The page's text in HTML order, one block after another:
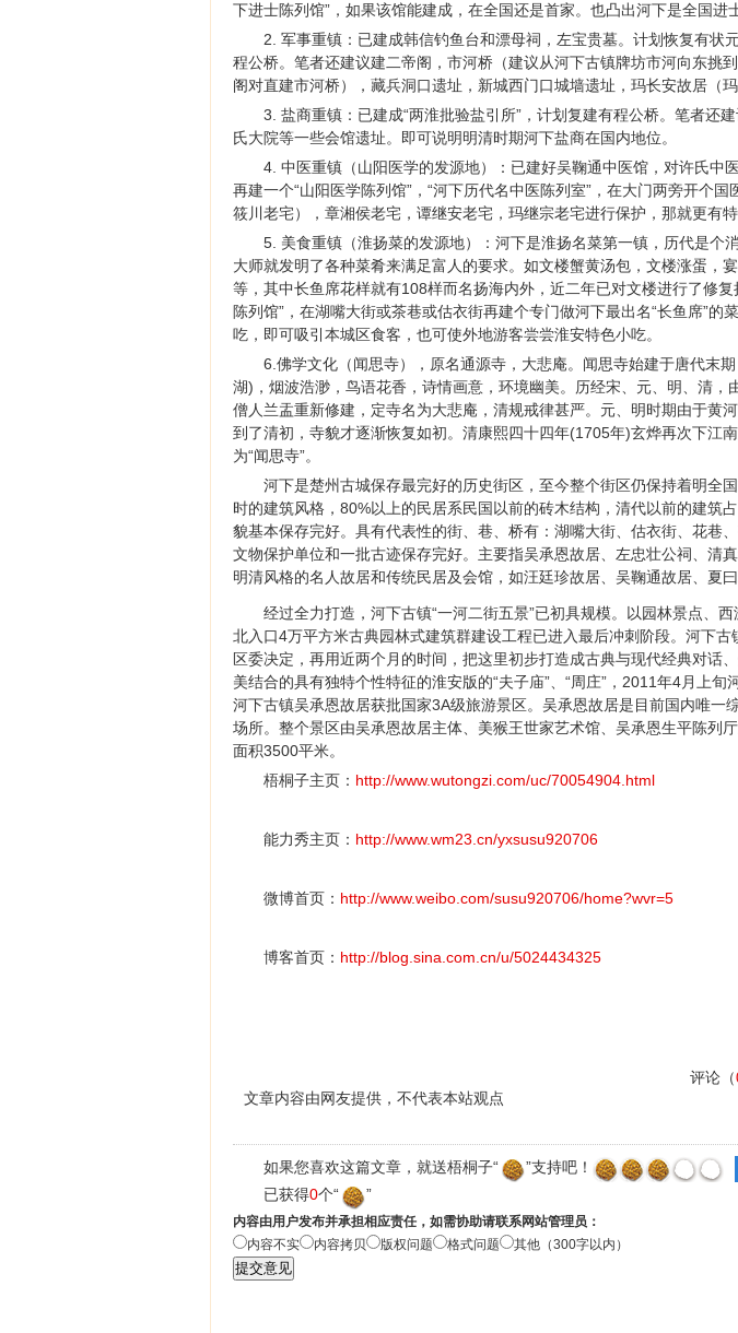
下进士陈列馆”，如果该馆能建成，在全国还是首家。也凸出河下是全国进
2. 军事重镇：已建成韩信钓鱼台和漂母祠，左宝贵墓。计划恢复有状
程公桥。笔者还建议建二帝阁，市河桥（建议从河下古镇牌坊市河向东挑
阁对直建市河桥），藏兵洞口遗址，新城西门口城墙遗址，玛长安故居（玛
3. 盐商重镇：已建成“两淮批验盐引所”，计划复建有程公桥。笔者还建
氏大院等一些会馆遗址。即可说明明清时期河下盐商在国内地位。
4. 中医重镇（山阳医学的发源地）：已建好吴鞠通中医馆，对许氏中
再建一个“山阳医学陈列馆”，“河下历代名中医陈列室”，在大门两旁开个
筱川老宅），章湘侯老宅，谭继安老宅，玛继宗老宅进行保护，那就更有特
5. 美食重镇（淮扬菜的发源地）：河下是淮扬名菜第一镇，历代是个
大师就发明了各种菜肴来满足富人的要求。如文楼蟹黄汤包，文楼涨蛋，
等，其中长鱼席花样就有108样而名扬海内外，近二年已对文楼进行了修
陈列馆”，在湖嘴大街或茶巷或估衣街再建个专门做河下最出名“长鱼席”的
吃，即可吸引本城区食客，也可使外地游客尝尝淮安特色小吃。
6.佛学文化（闻思寺），原名通源寺，大悲庵。闻思寺始建于唐代末
湖)，烟波浩渺，鸟语花香，诗情画意，环境幽美。历经宋、元、明、清，
僧人兰盂重新修建，定寺名为大悲庵，清规戒律甚严。元、明时期由于黄
到了清初，寺貌才逐渐恢复如初。清康熙四十四年(1705年)玄烨再次下江
为“闻思寺”。
河下是楚州古城保存最完好的历史街区，至今整个街区仍保持着明
时的建筑风格，80%以上的民居系民国以前的砖木结构，清代以前的建筑
貌基本保存完好。具有代表性的街、巷、桥有：湖嘴大街、估衣街、花巷
文物保护单位和一批古迹保存完好。主要指吴承恩故居、左忠壮公祠、清
明清风格的名人故居和传统民居及会馆，如汪廷珍故居、吴鞠通故居、夏
经过全力打造，河下古镇“一河二街五景”已初具规模。以园林景点、
北入口4万平方米古典园林式建筑群建设工程已进入最后冲刺阶段。河下古
区委决定，再用近两个月的时间，把这里初步打造成古典与现代经典对话
美结合的具有独特个性特征的淮安版的“夫子庙”、“周庄”，2011年4月上
河下古镇吴承恩故居获批国家3A级旅游景区。吴承恩故居是目前国内唯一
场所。整个景区由吴承恩故居主体、美猴王世家艺术馆、吴承恩生平陈列
面积3500平米。
梧桐子主页： http://www.wutongzi.com/uc/70054904.html
能力秀主页： http://www.wm23.cn/yxsusu920706
微博首页： http://www.weibo.com/susu920706/home?wvr=5
博客首页： http://blog.sina.com.cn/u/5024434325
评论（
文章内容由网友提供，不代表本站观点
如果您喜欢这篇文章，就送梧桐子“
”支持吧！
已获得0个“ ”
内容由用户发布并承担相应责任，如需协助请联系网站管理员：
内容不实
内容拷贝 版权问题 格式问题 其他（300字以内）